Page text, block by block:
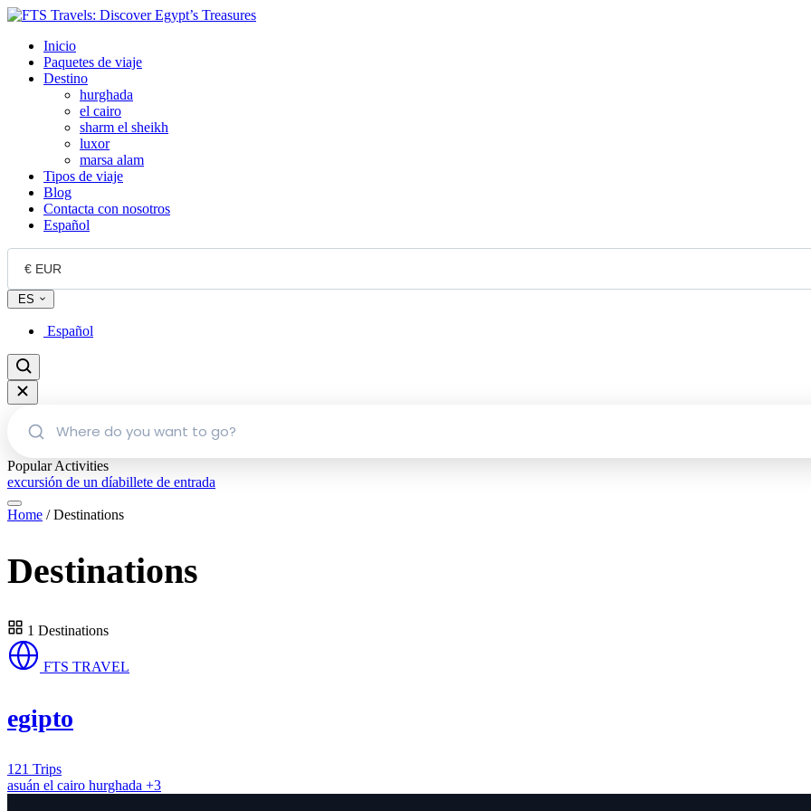
Inicio
Paquetes de viaje
Destino
hurghada
el cairo
sharm el sheikh
luxor
marsa alam
Tipos de viaje
Blog
Contacta con nosotros
Español
ES
Español
Search
Popular Activities
excursión de un díabillete de entrada
Home / Destinations
Destinations
1 Destinations
FTS TRAVEL
egipto
121 Trips
asuán el cairo hurghada +3